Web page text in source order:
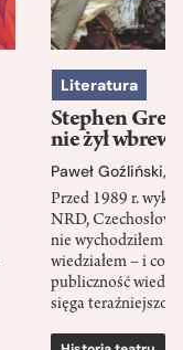
Literatura
Stephen
nie żył wbrew
Paweł Goźliński,
Przed 1989 r.
NRD,
nie wychodziłem
wiedziałem – i co
publiczność
sięga